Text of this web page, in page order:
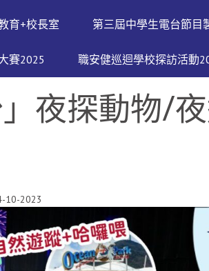
育+校長室 第三屆中學生電台節目
賽2025 職安健巡迴學校探訪活動
夜探動物/
10-2023